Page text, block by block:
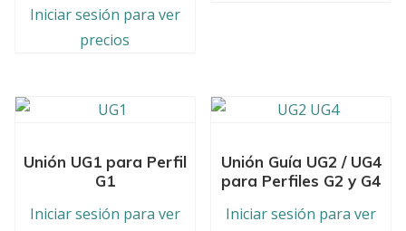
Iniciar sesión para ver
precios
Unión UG1 para Perfil
G1
Iniciar sesión para ver
Unión Guía UG2 / UG4
para Perfiles G2 y G4
Iniciar sesión para ver